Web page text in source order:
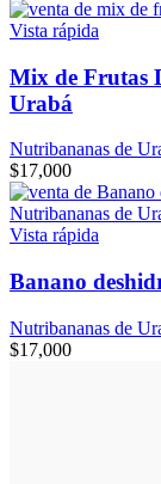
Vista rápida
Mix de Frutas
Urabá
Nutribananas de
$17,000
Vista rápida
Banano
Nutribananas de
$17,000